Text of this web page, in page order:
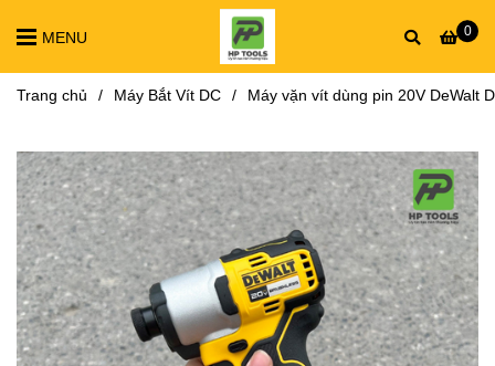
0
MENU
Trang chủ / Máy Bắt Vít DC / Máy vặn vít dùng pin 20V DeWalt